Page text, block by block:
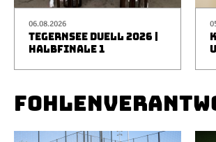
06.08.2026
TEGERNSEE DUELL 2026 |
HALBFINALE 1